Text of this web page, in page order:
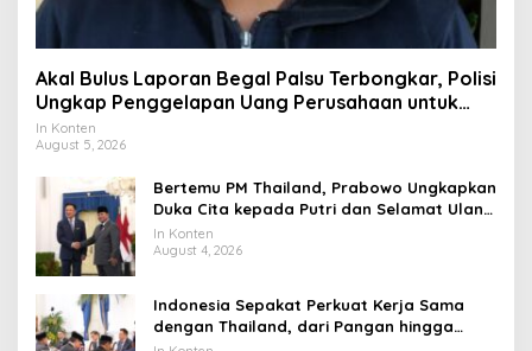
Akal Bulus Laporan Begal Palsu Terbongkar, Polisi
Ungkap Penggelapan Uang Perusahaan untuk
Crypto
In Konten
August 5, 2026
Bertemu PM Thailand, Prabowo Ungkapkan
Duka Cita kepada Putri dan Selamat Ulang
Tahun ke Raja Thailand
In Konten
August 4, 2026
Indonesia Sepakat Perkuat Kerja Sama
dengan Thailand, dari Pangan hingga